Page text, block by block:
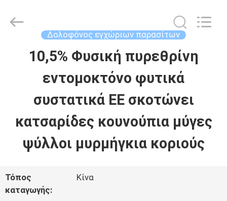
ΣΠΊΤΙ
ΠΡΟΪΌΝΤΑ
ΒΊΝΤΕΟ
ΕΜΕΊΣ
Biological
Technology
Δολοφόνος εγχώριων παρασίτων
10,5% Φυσική πυρεθρίνη
εντομοκτόνο φυτικά
συστατικά ΕΕ σκοτώνει
κατσαρίδες κουνούπια μύγες
ψύλλοι μυρμήγκια κοριούς
Τόπος
καταγωγής:
Κίνα